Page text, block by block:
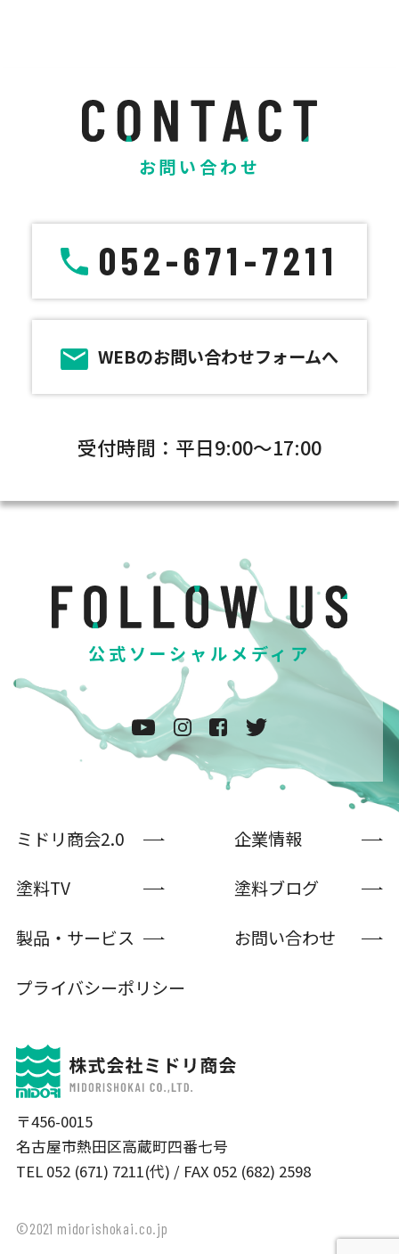
お問い合わせ
052-671-7211
WEBのお問い合わせフォームへ
受付時間：平日9:00～17:00
公式ソーシャルメディア
〒456-0015
名古屋市熱田区高蔵町四番七号
TEL 052 (671) 7211(代) / FAX 052 (682) 2598
ミドリ商会2.0
企業情報
塗料TV
塗料ブログ
製品・サービス
お問い合わせ
プライバシーポリシー
©2021 midorishokai.co.jp